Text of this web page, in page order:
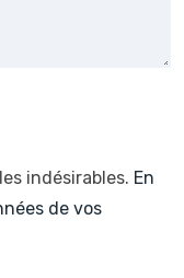
indésirables. En
de vos